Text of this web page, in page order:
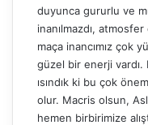
duyunca gururlu ve
inanılmazdı,
maça inancımız çok
güzel bir enerji vardı.
ısındık ki bu çok
olur. Macris olsun,
hemen birbirimize